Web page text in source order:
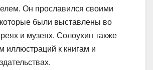
Он прославился своими
были выставлены во
и музеях. Солоухин также
иллюстраций к книгам и